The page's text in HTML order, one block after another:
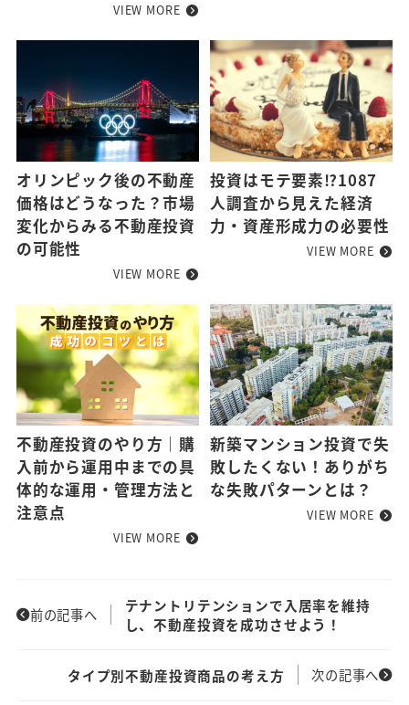
VIEW MORE
オリンピック後の不動産
価格はどうなった？市場
変化からみる不動産投資
の可能性
VIEW MORE
投資はモテ要素⁉1087
人調査から見えた経済
力・資産形成力の必要性
VIEW MORE
不動産投資のやり方｜購
入前から運用中までの具
体的な運用・管理方法と
注意点
VIEW MORE
新築マンション投資で失
敗したくない！ありがち
な失敗パターンとは？
VIEW MORE
前の記事へ
テナントリテンションで入居率を維持
し、不動産投資を成功させよう！
次の記事へ
タイプ別不動産投資商品の考え方